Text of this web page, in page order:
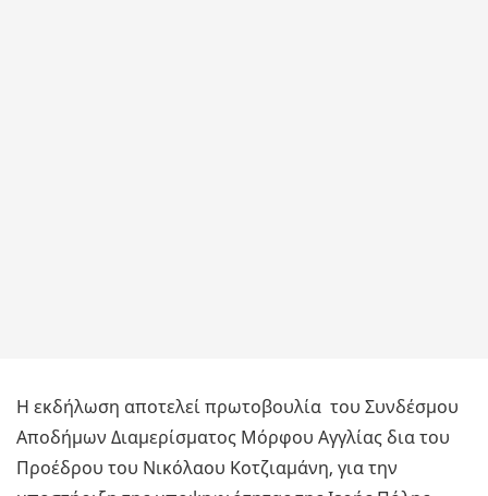
Η εκδήλωση αποτελεί πρωτοβουλία του Συνδέσμου
Αποδήμων Διαμερίσματος Μόρφου Αγγλίας δια του
Προέδρου του Νικόλαου Κοτζιαμάνη, για την